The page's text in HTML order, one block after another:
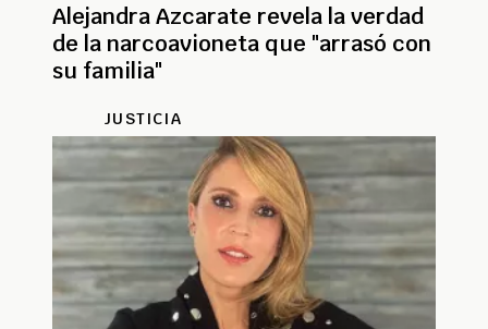
Alejandra Azcarate revela la verdad
de la narcoavioneta que "arrasó con
su familia"
JUSTICIA